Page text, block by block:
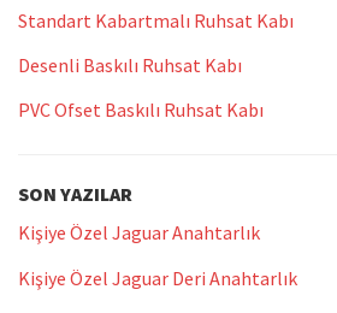
Standart Kabartmalı Ruhsat Kabı
Desenli Baskılı Ruhsat Kabı
PVC Ofset Baskılı Ruhsat Kabı
SON YAZILAR
Kişiye Özel Jaguar Anahtarlık
Kişiye Özel Jaguar Deri Anahtarlık